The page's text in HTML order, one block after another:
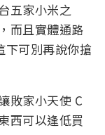
五家小米之
而且實體通路
可別再說你搶
敗家小天使 C
西可以逢低買